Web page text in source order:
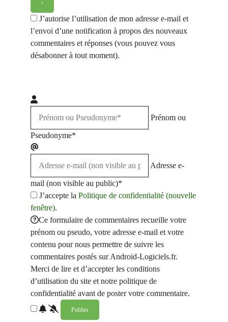
J’autorise l’utilisation de mon adresse e-mail et
l’envoi d’une notification à propos des nouveaux
commentaires et réponses (vous pouvez vous
désabonner à tout moment).
Prénom ou
Pseudonyme*
Adresse e-
mail (non visible au public)*
J’accepte la Politique de confidentialité (nouvelle
fenêtre).
Ce formulaire de commentaires recueille votre
prénom ou pseudo, votre adresse e-mail et votre
contenu pour nous permettre de suivre les
commentaires postés sur Android-Logiciels.fr.
Merci de lire et d’accepter les conditions
d’utilisation du site et notre politique de
confidentialité avant de poster votre commentaire.